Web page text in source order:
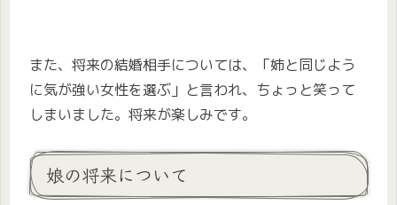
また、将来の結婚相手については、「姉と同じよう
に気が強い女性を選ぶ」と言われ、ちょっと笑って
しまいました。将来が楽しみです。
娘の将来について